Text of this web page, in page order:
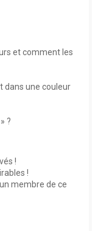
et comment les
dans une couleur
?
!
!
membre de ce